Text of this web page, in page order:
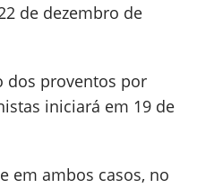
de dezembro de
dos proventos por
iniciará em 19 de
em ambos casos, no